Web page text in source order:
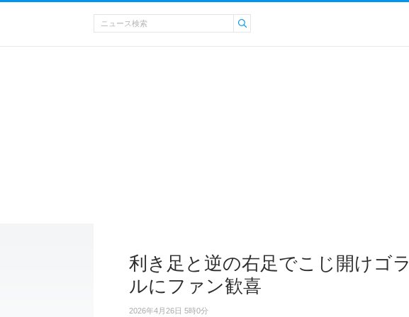
利き足と逆の右足でこじ開けゴ
ルにファン歓喜
2026年4月26日 5時0分